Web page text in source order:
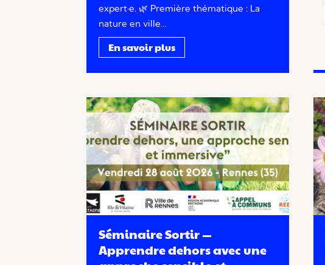
expert·e. 🌿 Première thématique : La
nature en ville…
En savoir plus
Séminaire Sortir —
Apprendre dehors avec une